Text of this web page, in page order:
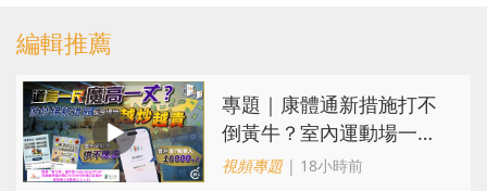
編輯推薦
專題｜康體通新措施打不
倒黃牛？室內運動場一場
難求越炒越貴
視頻專題| 18小時前